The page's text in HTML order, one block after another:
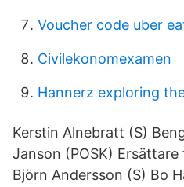
Voucher code uber
Civilekonomexamen
Hannerz exploring
Kerstin Alnebratt (S)
Janson (POSK)
Björn Andersson (S) Bo